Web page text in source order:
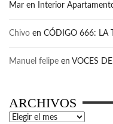
Mar en Interior
Chivo en CÓDIGO 666: LA
Manuel felipe en VOCES
ARCHIVOS
Archivos